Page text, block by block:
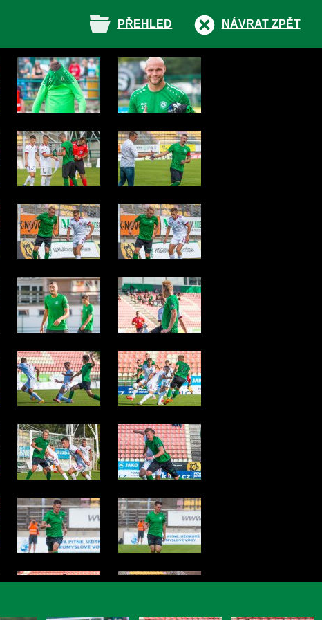
NÁVRAT ZPĚT
PŘEHLED